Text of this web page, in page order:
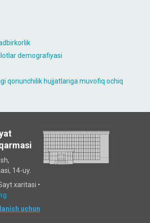
demografiyasi
qonunchilik hujjatlariga muvofiq ochiq
14-uy.
xaritasi •
uchun